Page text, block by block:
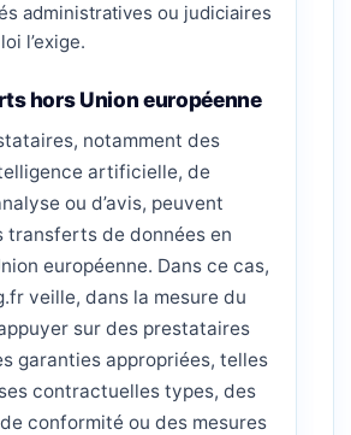
administratives ou judiciaires
l’exige.
hors Union européenne
notamment des
artificielle, de
ou d’avis, peuvent
transferts de données en
européenne. Dans ce cas,
veille, dans la mesure du
sur des prestataires
garanties appropriées, telles
contractuelles types, des
conformité ou des mesures